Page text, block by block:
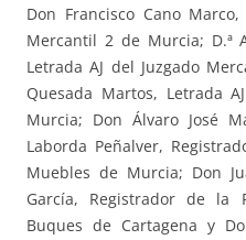
Don Francisco Cano
Mercantil 2 de Murcia; D.ª
Letrada AJ del Juzgado
Quesada Martos, Letrada
Murcia; Don Álvaro José
Laborda Peñalver,
Muebles de Murcia; Don
García, Registrador de la
Buques de Cartagena y